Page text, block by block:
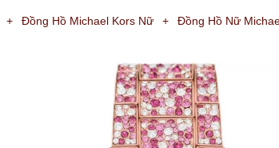
+ Đồng Hồ Michael Kors Nữ + Đồng Hồ Nữ